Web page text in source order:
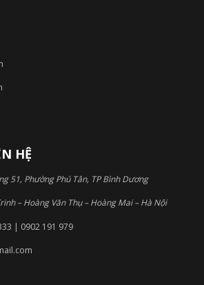
HỆ
51, Phường Phú Tân, TP Bình Dương
– Hoàng Văn Thụ – Hoàng Mai – Hà Nội
| 0902 191 979